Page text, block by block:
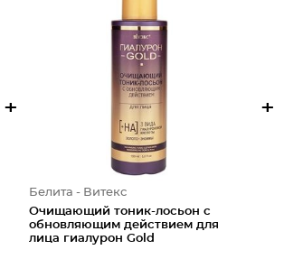
+
Белита - Витекс
Очищающий тоник-лосьон с
обновляющим действием для
лица гиалурон Gold
+